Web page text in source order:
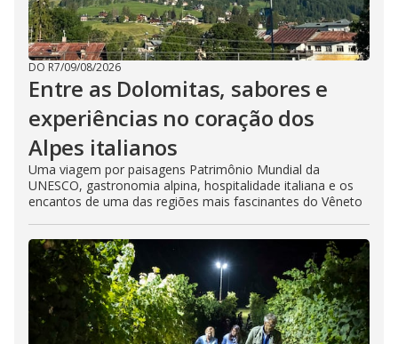
DO R7/09/08/2026
Entre as Dolomitas, sabores e
experiências no coração dos
Alpes italianos
Uma viagem por paisagens Patrimônio Mundial da
UNESCO, gastronomia alpina, hospitalidade italiana e os
encantos de uma das regiões mais fascinantes do Vêneto